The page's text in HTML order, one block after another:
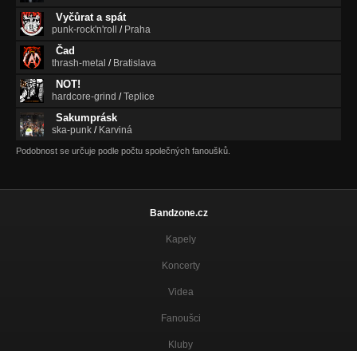
Vyčůrat a spát
punk-rock'n'roll / Praha
Čad
thrash-metal / Bratislava
NOT!
hardcore-grind /Teplice
Sakumprásk
ska-punk / Karviná
Podobnost se určuje podle počtu společných fanoušků.
Bandzone.cz
Kapely
Koncerty
Videa
Fanoušci
Kluby